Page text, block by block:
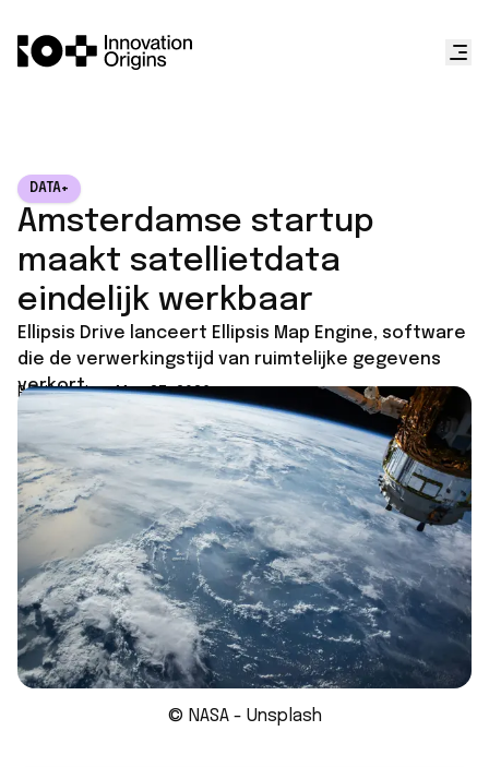
DATA+
Amsterdamse startup
maakt satellietdata
eindelijk werkbaar
Ellipsis Drive lanceert Ellipsis Map Engine, software
die de verwerkingstijd van ruimtelijke gegevens
verkort.
Published onMay 27, 2026
© NASA - Unsplash